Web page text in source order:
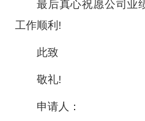
最后真心祝愿公司业
工作顺利!
此致
敬礼!
申请人：